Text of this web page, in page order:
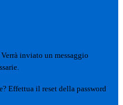
Verrà inviato un messaggio
Effettua il reset della password